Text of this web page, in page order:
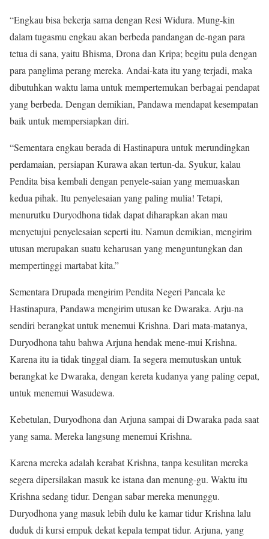
“Engkau bisa bekerja sama dengan Resi Widura. Mung-kin
dalam tugasmu engkau akan berbeda pandangan de-ngan para
tetua di sana, yaitu Bhisma, Drona dan Kripa; begitu pula dengan
para panglima perang mereka. Andai-kata itu yang terjadi, maka
dibutuhkan waktu lama untuk mempertemukan berbagai pendapat
yang berbeda. Dengan demikian, Pandawa mendapat kesempatan
baik untuk mempersiapkan diri.
“Sementara engkau berada di Hastinapura untuk me­rundingkan
perdamaian, persiapan Kurawa akan tertun-da. Syukur, kalau
Pendita bisa kembali dengan penyele-saian yang memuaskan
kedua pihak. Itu penyelesaian yang paling mulia! Tetapi,
menurutku Duryodhona tidak dapat diharapkan akan mau
menyetujui penyelesaian seperti itu. Namun demikian, mengirim
utusan merupakan suatu keharusan yang menguntungkan dan
mempertinggi martabat kita.”
Sementara Drupada mengirim Pendita Negeri Pancala ke
Hastinapura, Pandawa mengirim utusan ke Dwaraka. Arju-na
sendiri berangkat untuk menemui Krishna. Dari mata-matanya,
Duryodhona tahu bahwa Arjuna hendak mene-mui Krishna.
Karena itu ia tidak tinggal diam. Ia segera memutuskan untuk
berangkat ke Dwaraka, dengan kereta kudanya yang paling cepat,
untuk menemui Wasudewa.
Kebetulan, Duryodhona dan Arjuna sampai di Dwaraka pada saat
yang sama. Mereka langsung menemui Krishna.
Karena mereka adalah kerabat Krishna, tanpa kesulitan mereka
segera dipersilakan masuk ke istana dan menung-gu. Waktu itu
Krishna sedang tidur. Dengan sabar mereka menunggu.
Duryodhona yang masuk lebih dulu ke kamar tidur Krishna lalu
duduk di kursi empuk dekat kepala tempat tidur. Arjuna, yang